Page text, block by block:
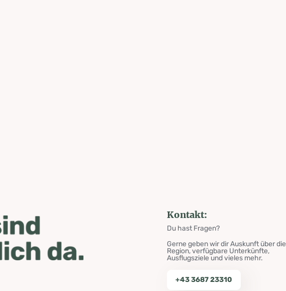
Kontakt:
Du hast Fragen?
Gerne geben wir dir Auskunft über die
Region, verfügbare Unterkünfte,
Ausflugsziele und vieles mehr.
+43 3687 23310